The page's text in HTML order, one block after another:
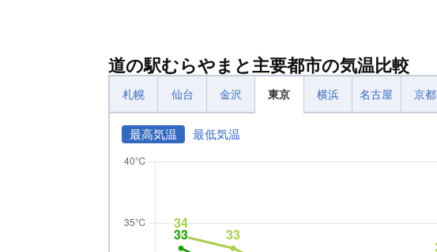
道の駅むらやまと主要都市の気温比較
札幌 仙台 金沢 東京 横浜 名古屋 京都
最高気温 最低気温